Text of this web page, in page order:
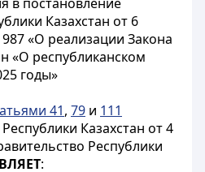
Казахстан от 6
«О реализации Закона
«О республиканском
годы»
41, 79 и 111
Казахстан от 4
Республики
: